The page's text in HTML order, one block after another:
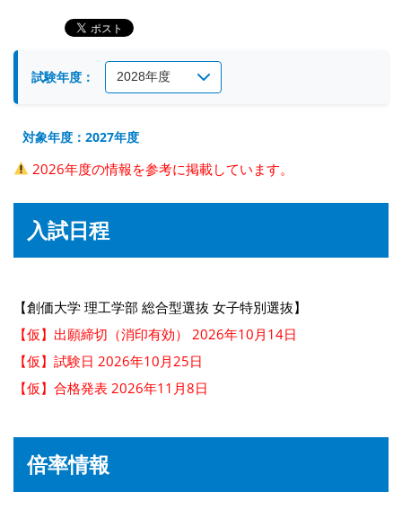
試験年度：
対象年度：2027年度
2026年度の情報を参考に掲載しています。
入試日程
【創価大学 理工学部 総合型選抜 女子特別選抜】
【仮】出願締切（消印有効） 2026年10月14日
【仮】試験日 2026年10月25日
【仮】合格発表 2026年11月8日
倍率情報